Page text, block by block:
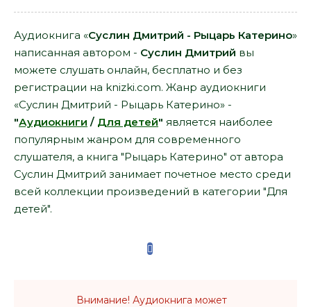
Аудиокнига «Суслин Дмитрий - Рыцарь Катерино»
написанная автором - Суслин Дмитрий вы
можете слушать онлайн, бесплатно и без
регистрации на knizki.com. Жанр аудиокниги
«Суслин Дмитрий - Рыцарь Катерино» -
"Аудиокниги / Для детей" является наиболее
популярным жанром для современного
слушателя, а книга "Рыцарь Катерино" от автора
Суслин Дмитрий занимает почетное место среди
всей коллекции произведений в категории "Для
детей".
Внимание! Аудиокнига может